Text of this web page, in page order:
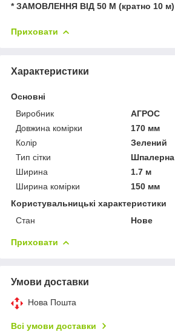
* ЗАМОВЛЕННЯ ВІД 50 М (кратно 10 м)
Приховати
Характеристики
Основні
Виробник
АГРОС
Довжина комірки
170 мм
Колір
Зелений
Тип сітки
Шпалерна
Ширина
1.7 м
Ширина комірки
150 мм
Користувальницькі характеристики
Стан
Нове
Приховати
Умови доставки
Нова Пошта
Всі умови доставки